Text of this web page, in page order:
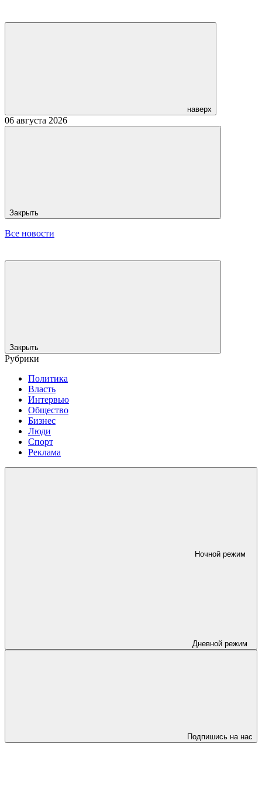
наверх
06 августа 2026
Закрыть
Все новости
Закрыть
Рубрики
Политика
Власть
Интервью
Общество
Бизнес
Люди
Спорт
Реклама
Ночной режим
Дневной режим
Подпишись на нас